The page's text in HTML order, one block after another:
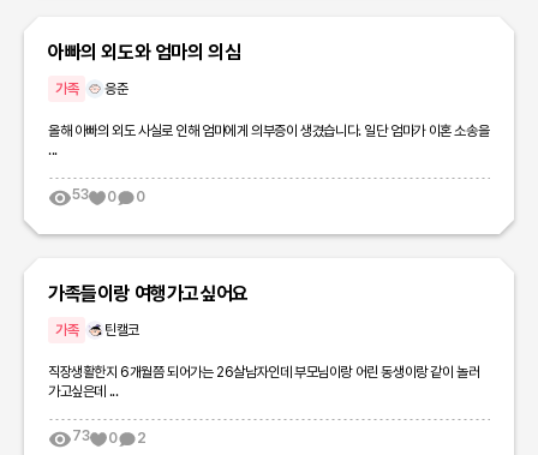
아빠의 외도와 엄마의 의심
가족 응준
올해 아빠의 외도 사실로 인해 엄마에게 의부증이 생겼습니다. 일단 엄마가 이혼 소송을
...
53 0 0
가족들이랑 여행가고싶어요
가족 틴캘코
직장생활한지 6개월쯤 되어가는 26살남자인데 부모님이랑 어린 동생이랑 같이 놀러
가고싶은데 ...
73 0 2